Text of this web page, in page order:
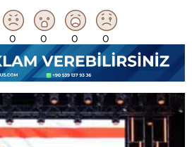
0 0 0 0